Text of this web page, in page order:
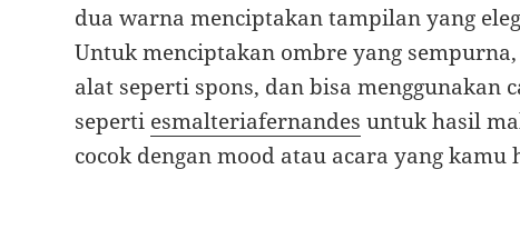
dua warna menciptakan tampilan yang
Untuk menciptakan ombre yang
alat seperti spons, dan bisa menggunakan
seperti esmalteriafernandes untuk hasil
cocok dengan mood atau acara yang kamu